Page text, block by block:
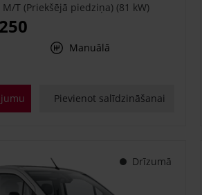
T (Priekšējā piedziņa) (81 kW)
Manuālā
Pievienot salīdzināšanai
Drīzumā